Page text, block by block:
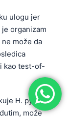
ulogu jer
organizam
može da
kao test-of-
H. pylori iz
može